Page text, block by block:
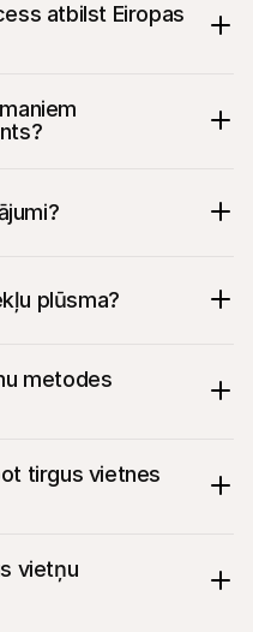
atbilst Eiropas
plūsma?
metodes
tirgus vietnes
vietņu